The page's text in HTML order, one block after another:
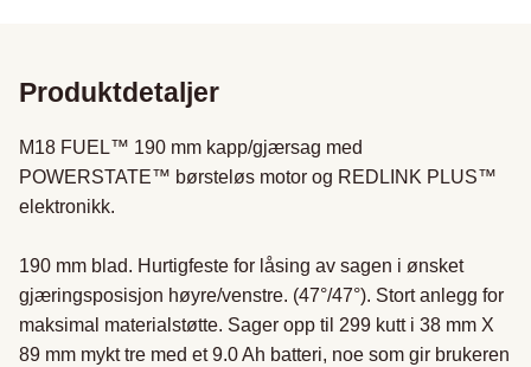
Produktdetaljer
M18 FUEL™ 190 mm kapp/gjærsag med
POWERSTATE™ børsteløs motor og REDLINK PLUS™
elektronikk.
190 mm blad. Hurtigfeste for låsing av sagen i ønsket
gjæringsposisjon høyre/venstre. (47°/47°). Stort anlegg for
maksimal materialstøtte. Sager opp til 299 kutt i 38 mm X
89 mm mykt tre med et 9.0 Ah batteri, noe som gir brukeren